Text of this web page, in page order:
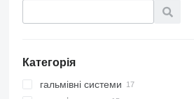
Категорія
гальмівні системи